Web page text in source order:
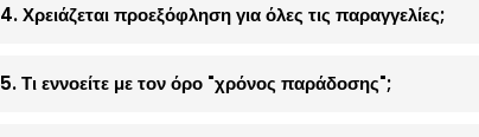
4. Χρειάζεται προεξόφληση για όλες τις παραγγελίες;
5. Τι εννοείτε με τον όρο "χρόνος παράδοσης";